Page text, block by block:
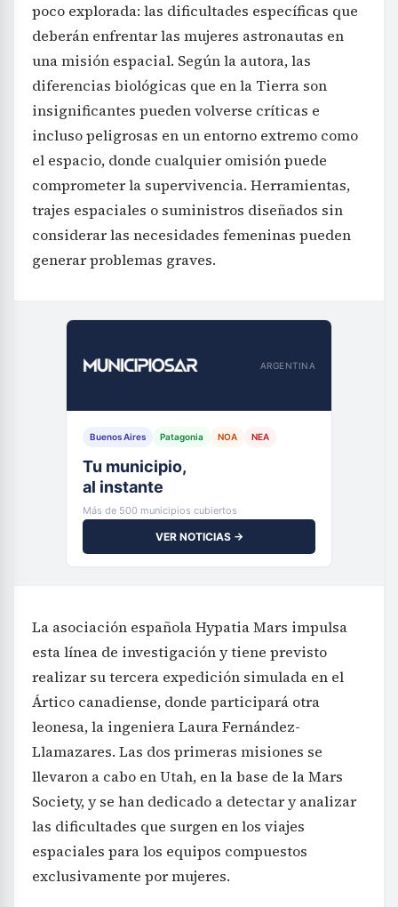
poco explorada: las dificultades específicas que
deberán enfrentar las mujeres astronautas en
una misión espacial. Según la autora, las
diferencias biológicas que en la Tierra son
insignificantes pueden volverse críticas e
incluso peligrosas en un entorno extremo como
el espacio, donde cualquier omisión puede
comprometer la supervivencia. Herramientas,
trajes espaciales o suministros diseñados sin
considerar las necesidades femeninas pueden
generar problemas graves.
ARGENTINA
Buenos Aires Patagonia NOA NEA
Tu municipio,
al instante
Más de 500 municipios cubiertos
VER NOTICIAS →
La asociación española Hypatia Mars impulsa
esta línea de investigación y tiene previsto
realizar su tercera expedición simulada en el
Ártico canadiense, donde participará otra
leonesa, la ingeniera Laura Fernández-
Llamazares. Las dos primeras misiones se
llevaron a cabo en Utah, en la base de la Mars
Society, y se han dedicado a detectar y analizar
las dificultades que surgen en los viajes
espaciales para los equipos compuestos
exclusivamente por mujeres.